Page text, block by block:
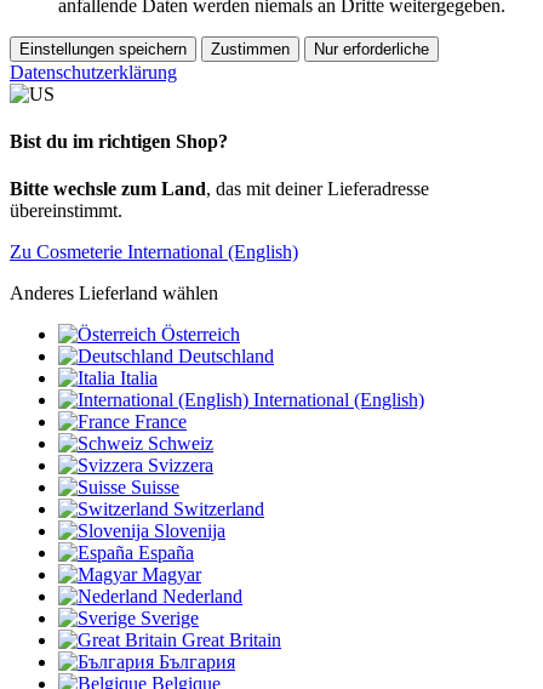
anfallende Daten werden niemals an Dritte weitergegeben.
Einstellungen speichern Zustimmen Nur erforderliche
Datenschutzerklärung
Bist du im richtigen Shop?
Bitte wechsle zum Land, das mit deiner Lieferadresse
übereinstimmt.
Zu Cosmeterie International (English)
Anderes Lieferland wählen
Österreich
Deutschland
Italia
International (English)
France
Schweiz
Svizzera
Suisse
Switzerland
Slovenija
España
Magyar
Nederland
Sverige
Great Britain
България
Belgique